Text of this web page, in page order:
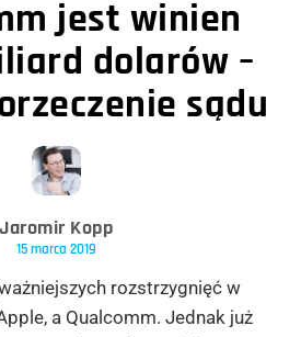
jest winien
dolarów –
sądu
Jaromir Kopp
15 marca 2019
rozstrzygnięć w
a Qualcomm. Jednak już